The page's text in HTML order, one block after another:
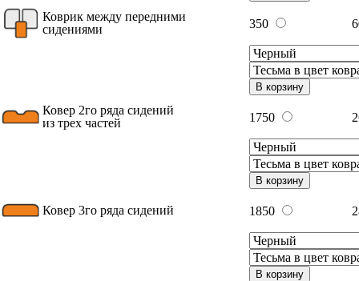
Коврик между передними
сидениями
350
В корзину
Ковер 2го ряда сидений
из трех частей
1750
В корзину
Ковер 3го ряда сидений 1850
В корзину